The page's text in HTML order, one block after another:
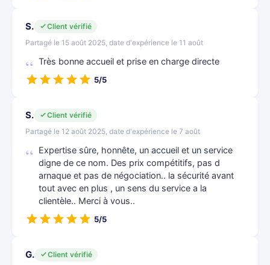
S.
Client vérifié
Partagé le 15 août 2025, date d'expérience le 11 août
Très bonne accueil et prise en charge directe
5/5
S.
Client vérifié
Partagé le 12 août 2025, date d'expérience le 7 août
Expertise sûre, honnête, un accueil et un service
digne de ce nom. Des prix compétitifs, pas d
arnaque et pas de négociation.. la sécurité avant
tout avec en plus , un sens du service a la
clientèle.. Merci à vous..
5/5
G.
Client vérifié